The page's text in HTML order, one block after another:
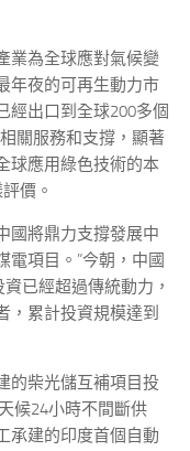
業為全球應對氣候變
年夜的可再生動力市
經出口到全球200多個
關服務和支撐，顯著
球應用綠色技術的本
價。
國將鼎力支撐發展中
電項目。”今朝，中國
已經超過傳統動力，
，累計投資規模達到
的柴光儲互補項目投
候24小時不間斷供
承建的印度首個自動